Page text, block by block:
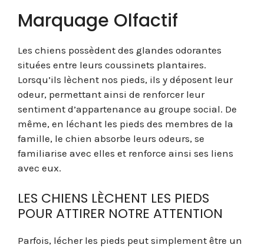
Marquage Olfactif
Les chiens possèdent des glandes odorantes
situées entre leurs coussinets plantaires.
Lorsqu’ils lèchent nos pieds, ils y déposent leur
odeur, permettant ainsi de renforcer leur
sentiment d’appartenance au groupe social. De
même, en léchant les pieds des membres de la
famille, le chien absorbe leurs odeurs, se
familiarise avec elles et renforce ainsi ses liens
avec eux.
LES CHIENS LÈCHENT LES PIEDS
POUR ATTIRER NOTRE ATTENTION
Parfois, lécher les pieds peut simplement être un